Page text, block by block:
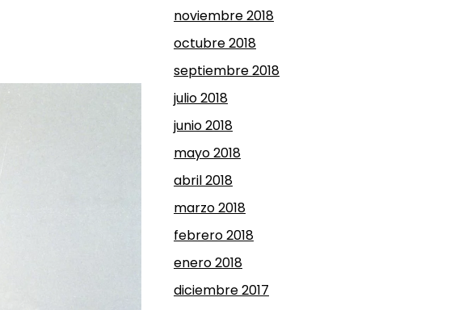
noviembre 2018
octubre 2018
septiembre 2018
julio 2018
junio 2018
mayo 2018
abril 2018
marzo 2018
febrero 2018
enero 2018
diciembre 2017